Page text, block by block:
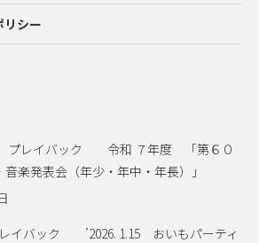
リシー
）プレイバック 令和 ７年度 「第６０
楽発表会（年少・年中・年長）」
レイバック ’2026. 1.15 おいもパーティ